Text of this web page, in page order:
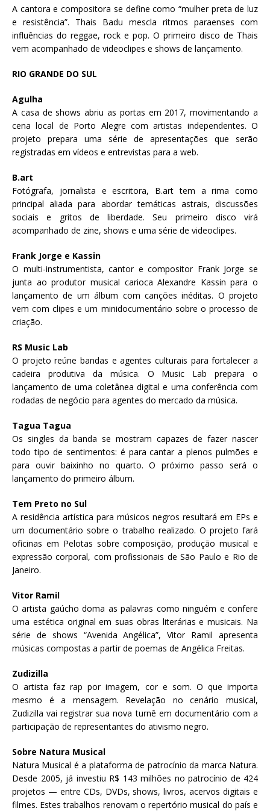
A cantora e compositora se define como “mulher preta de luz
e resistência”. Thais Badu mescla ritmos paraenses com
influências do reggae, rock e pop. O primeiro disco de Thais
vem acompanhado de videoclipes e shows de lançamento.
RIO GRANDE DO SUL
Agulha
A casa de shows abriu as portas em 2017, movimentando a
cena local de Porto Alegre com artistas independentes. O
projeto prepara uma série de apresentações que serão
registradas em vídeos e entrevistas para a web.
B.art
Fotógrafa, jornalista e escritora, B.art tem a rima como
principal aliada para abordar temáticas astrais, discussões
sociais e gritos de liberdade. Seu primeiro disco virá
acompanhado de zine, shows e uma série de videoclipes.
Frank Jorge e Kassin
O multi-instrumentista, cantor e compositor Frank Jorge se
junta ao produtor musical carioca Alexandre Kassin para o
lançamento de um álbum com canções inéditas. O projeto
vem com clipes e um minidocumentário sobre o processo de
criação.
RS Music Lab
O projeto reúne bandas e agentes culturais para fortalecer a
cadeira produtiva da música. O Music Lab prepara o
lançamento de uma coletânea digital e uma conferência com
rodadas de negócio para agentes do mercado da música.
Tagua Tagua
Os singles da banda se mostram capazes de fazer nascer
todo tipo de sentimentos: é para cantar a plenos pulmões e
para ouvir baixinho no quarto. O próximo passo será o
lançamento do primeiro álbum.
Tem Preto no Sul
A residência artística para músicos negros resultará em EPs e
um documentário sobre o trabalho realizado. O projeto fará
oficinas em Pelotas sobre composição, produção musical e
expressão corporal, com profissionais de São Paulo e Rio de
Janeiro.
Vitor Ramil
O artista gaúcho doma as palavras como ninguém e confere
uma estética original em suas obras literárias e musicais. Na
série de shows “Avenida Angélica”, Vitor Ramil apresenta
músicas compostas a partir de poemas de Angélica Freitas.
Zudizilla
O artista faz rap por imagem, cor e som. O que importa
mesmo é a mensagem. Revelação no cenário musical,
Zudizilla vai registrar sua nova turnê em documentário com a
participação de representantes do ativismo negro.
Sobre Natura Musical
Natura Musical é a plataforma de patrocínio da marca Natura.
Desde 2005, já investiu R$ 143 milhões no patrocínio de 424
projetos — entre CDs, DVDs, shows, livros, acervos digitais e
filmes. Estes trabalhos renovam o repertório musical do país e